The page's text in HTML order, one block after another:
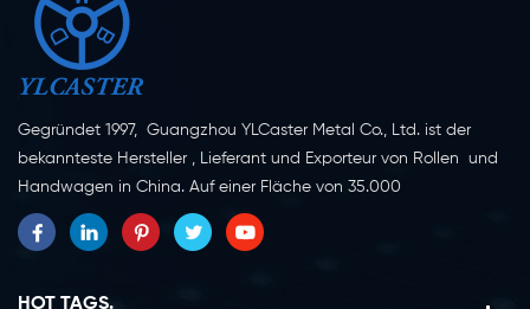
Gegründet 1997, Guangzhou YLCaster Metal Co., Ltd. ist der
bekannteste Hersteller , Lieferant und Exporteur von Rollen und
Handwagen in China. Auf einer Fläche von 35.000
Quadratmetern in der Stadt Yangjiang in der Provinz
Guangdong mit mehr als 20 Experten und etwa 150 Mitarbeitern,
Als professioneller Hersteller von Lenkrollen seit mehr als 20
HOT TAGS.